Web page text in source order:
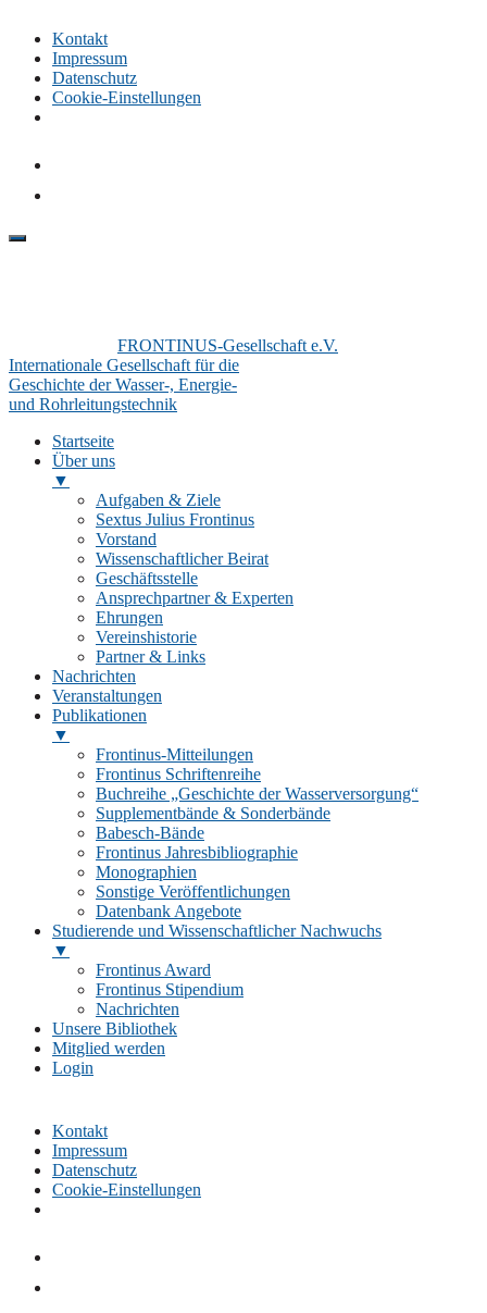
Kontakt
Impressum
Datenschutz
Cookie-Einstellungen
FRONTINUS-Gesellschaft e.V.
Internationale Gesellschaft für die
Geschichte der Wasser-, Energie-
und Rohrleitungstechnik
Startseite
Über uns
▼
Aufgaben & Ziele
Sextus Julius Frontinus
Vorstand
Wissenschaftlicher Beirat
Geschäftsstelle
Ansprechpartner & Experten
Ehrungen
Vereinshistorie
Partner & Links
Nachrichten
Veranstaltungen
Publikationen
▼
Frontinus-Mitteilungen
Frontinus Schriftenreihe
Buchreihe „Geschichte der Wasserversorgung“
Supplementbände & Sonderbände
Babesch-Bände
Frontinus Jahresbibliographie
Monographien
Sonstige Veröffentlichungen
Datenbank Angebote
Studierende und Wissenschaftlicher Nachwuchs
▼
Frontinus Award
Frontinus Stipendium
Nachrichten
Unsere Bibliothek
Mitglied werden
Login
Kontakt
Impressum
Datenschutz
Cookie-Einstellungen